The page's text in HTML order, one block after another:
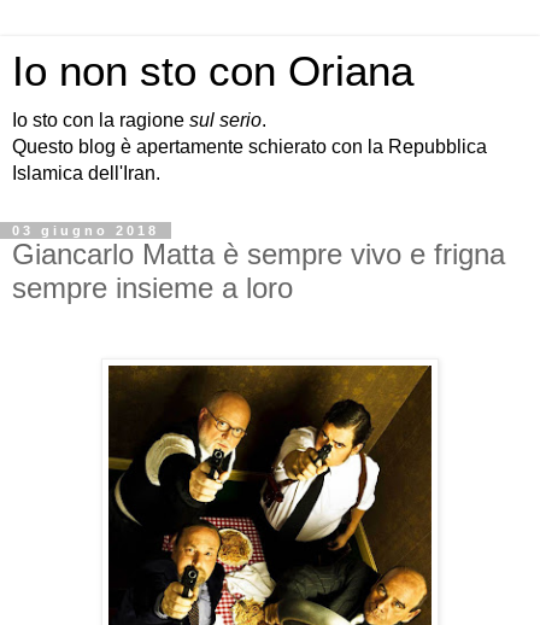
Io non sto con Oriana
Io sto con la ragione sul serio.
Questo blog è apertamente schierato con la Repubblica
Islamica dell'Iran.
03 giugno 2018
Giancarlo Matta è sempre vivo e frigna
sempre insieme a loro